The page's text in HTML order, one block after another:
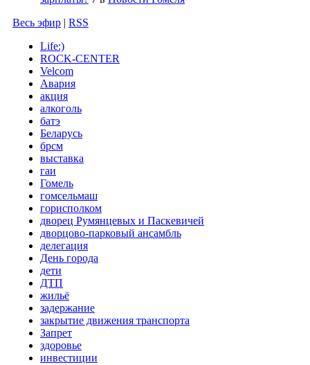
Весь эфир | RSS
Life:)
ROCK-CENTER
Velcom
Авария
акция
алкоголь
батэ
Беларусь
брсм
выставка
гаи
Гомель
гомсельмаш
горисполком
дворец Румянцевых и Паскевичей
дворцово-парковый ансамбль
делегация
День города
дети
ДТП
жильё
задержание
закрытие движения транспорта
Запрет
здоровье
инвестиции